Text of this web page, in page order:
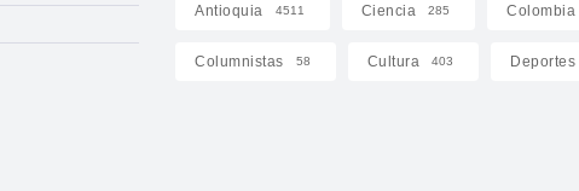
Antioquia 4511 Ciencia 285 Colombia
Columnistas 58 Cultura 403 Deportes